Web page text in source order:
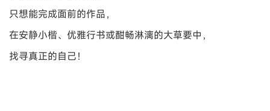
只想能完成面前的作品，
在安静小楷、优雅行书或酣畅淋漓的大草要中，
找寻真正的自己！